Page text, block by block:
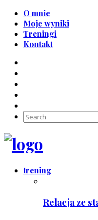
O mnie
Moje wyniki
Treningi
Kontakt
trening
Relacja ze